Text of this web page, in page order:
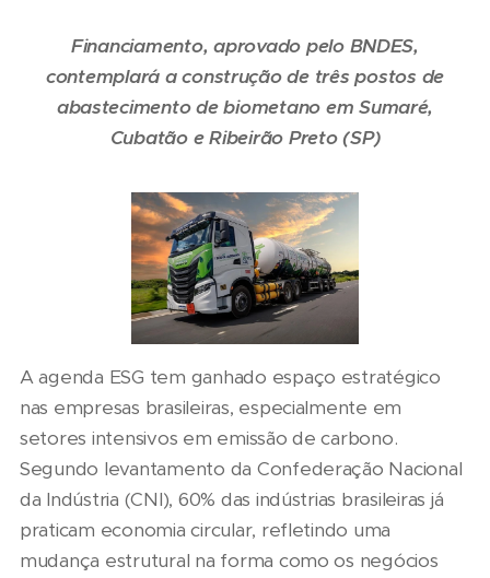
Financiamento, aprovado pelo BNDES,
contemplará a construção de três postos de
abastecimento de biometano em Sumaré,
Cubatão e Ribeirão Preto (SP)
A agenda ESG tem ganhado espaço estratégico
nas empresas brasileiras, especialmente em
setores intensivos em emissão de carbono.
Segundo levantamento da Confederação Nacional
da Indústria (CNI), 60% das indústrias brasileiras já
praticam economia circular, refletindo uma
mudança estrutural na forma como os negócios